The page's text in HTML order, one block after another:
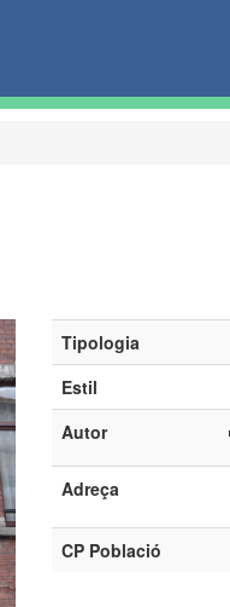
Tipologia
Estil
Autor
Adreça
CP Població